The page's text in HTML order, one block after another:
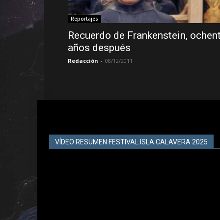
Reportajes
Recuerdo de Frankenstein,
años después
Redacción - 08/12/2011
VÍDEO RESUMEN FESTIVAL ISLA CALAVERA 2025